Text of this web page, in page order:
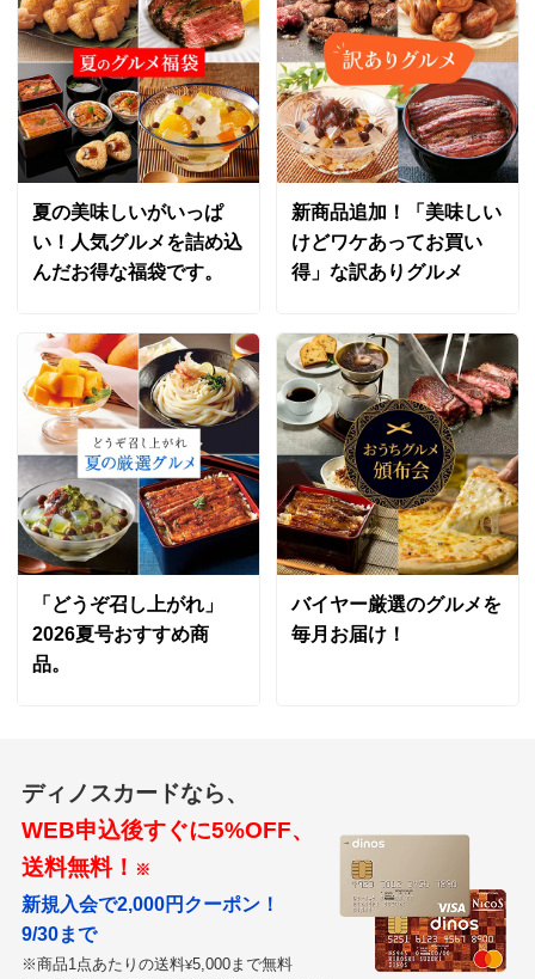
夏の美味しいがいっぱ
い！人気グルメを詰め込
んだお得な福袋です。
新商品追加！「美味しい
けどワケあってお買い
得」な訳ありグルメ
「どうぞ召し上がれ」
2026夏号おすすめ商
品。
バイヤー厳選のグルメを
毎月お届け！
ディノスカードなら、
WEB申込後すぐに5%OFF、
送料無料！ ※
新規入会で2,000円クーポン！
9/30まで
※商品1点あたりの送料¥5,000まで無料